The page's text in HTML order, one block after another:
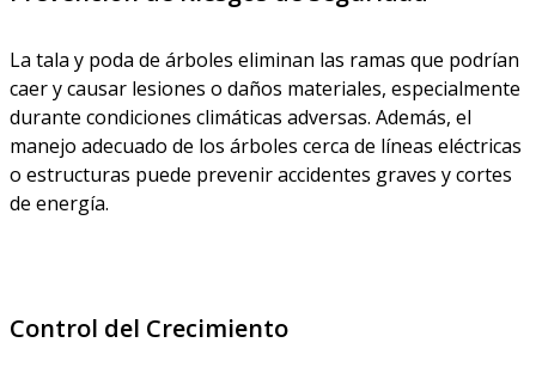
La tala y poda de árboles eliminan las ramas que podrían
caer y causar lesiones o daños materiales, especialmente
durante condiciones climáticas adversas. Además, el
manejo adecuado de los árboles cerca de líneas eléctricas
o estructuras puede prevenir accidentes graves y cortes
de energía.
Control del Crecimiento